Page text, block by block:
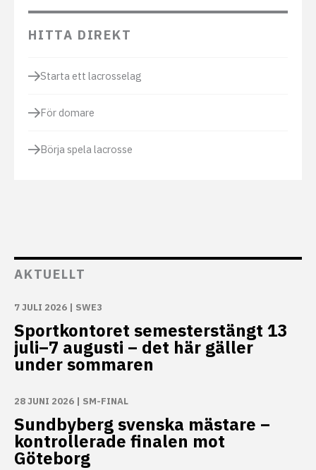
HITTA DIREKT
Starta ett lacrosselag
För domare
Börja spela lacrosse
AKTUELLT
7 JULI 2026 | SWE3
Sportkontoret semesterstängt 13
juli–7 augusti – det här gäller
under sommaren
28 JUNI 2026 | SM-FINAL
Sundbyberg svenska mästare –
kontrollerade finalen mot
Göteborg